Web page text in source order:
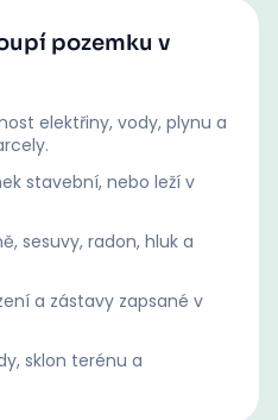
pozemku v
elektřiny, vody, plynu a
stavební, nebo leží v
sesuvy, radon, hluk a
a zástavy zapsané v
sklon terénu a